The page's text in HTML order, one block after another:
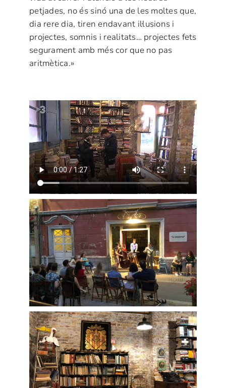
petjades, no és sinó una de les moltes que,
dia rere dia, tiren endavant il·lusions i
projectes, somnis i realitats… projectes fets
segurament amb més cor que no pas
aritmètica.»